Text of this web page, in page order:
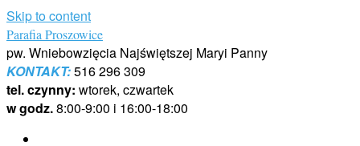
Skip to content
Parafia Proszowice
pw. Wniebowzięcia Najświętszej Maryi Panny
KONTAKT:516 296 309
tel. czynny: wtorek, czwartek
w godz.8:00-9:00 i 16:00-18:00